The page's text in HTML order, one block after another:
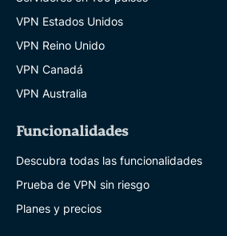
VPN Estados Unidos
VPN Reino Unido
VPN Canadá
VPN Australia
Funcionalidades
Descubra todas las funcionalidades
Prueba de VPN sin riesgo
Planes y precios